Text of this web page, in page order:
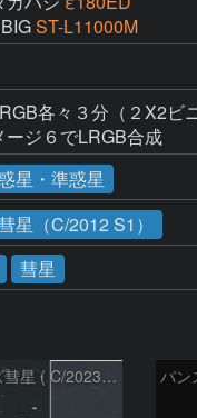
ST-L11000M
各々３分（２X2ビ
ージ６でLRGB合成
星・準惑星
星（C/2012 S1）
彗星
パンスターズ彗星 ( C/2023R1 ) ：2026/07/08